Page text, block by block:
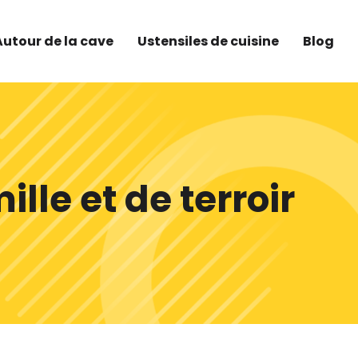
de la cave Ustensiles de cuisine Blog
et de terroir